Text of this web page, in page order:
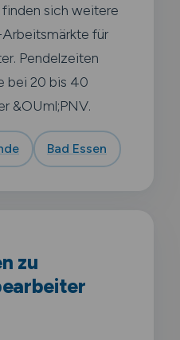
sich weitere
für
Pendelzeiten
bei 20 bis 40
&OUml;PNV.
Bad Essen
zu